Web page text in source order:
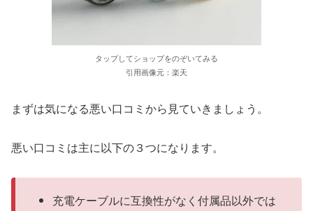
タップしてショップをのぞいてみる
引用画像元：楽天
まずは気になる悪い口コミから見ていきましょう。
悪い口コミは主に以下の３つになります。
充電ケーブルに互換性がなく付属品以外では